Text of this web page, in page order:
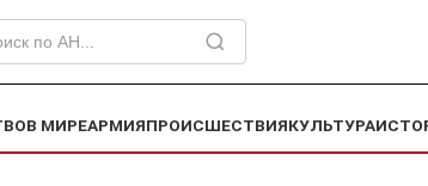
В МИРЕАРМИЯПРОИСШЕСТВИЯКУЛЬТУРА